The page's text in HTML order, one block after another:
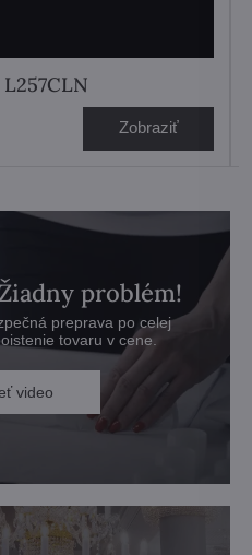
Zobraziť
problém!
preprava po celej
tovaru v cene.
video